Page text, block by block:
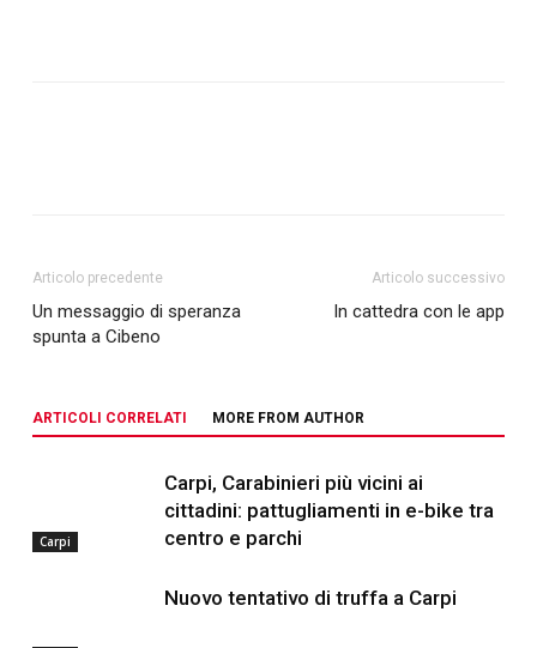
Articolo precedente
Un messaggio di speranza
spunta a Cibeno
Articolo successivo
In cattedra con le app
ARTICOLI CORRELATI MORE FROM AUTHOR
Carpi
Carpi, Carabinieri più vicini ai
cittadini: pattugliamenti in e-bike tra
centro e parchi
Nuovo tentativo di truffa a Carpi